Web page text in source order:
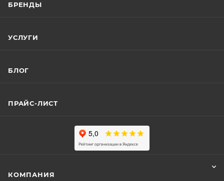
БРЕНДЫ
УСЛУГИ
БЛОГ
ПРАЙС-ЛИСТ
КОМПАНИЯ